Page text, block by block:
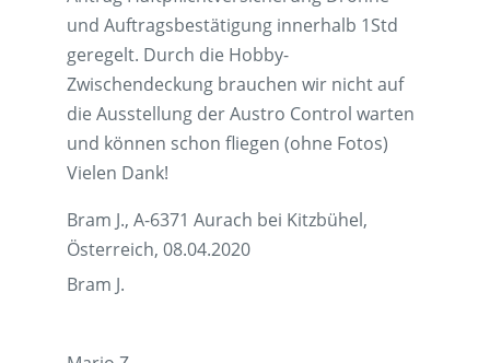
und Auftragsbestätigung innerhalb 1Std
geregelt. Durch die Hobby-
Zwischendeckung brauchen wir nicht auf
die Ausstellung der Austro Control warten
und können schon fliegen (ohne Fotos)
Vielen Dank!
Bram J., A-6371 Aurach bei Kitzbühel,
Österreich, 08.04.2020
Bram J.